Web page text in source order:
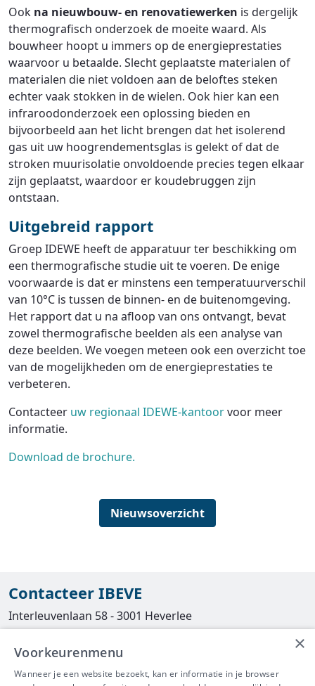
Ook na nieuwbouw- en renovatiewerken is dergelijk
thermografisch onderzoek de moeite waard. Als
bouwheer hoopt u immers op de energieprestaties
waarvoor u betaalde. Slecht geplaatste materialen of
materialen die niet voldoen aan de beloftes steken
echter vaak stokken in de wielen. Ook hier kan een
infraroodonderzoek een oplossing bieden en
bijvoorbeeld aan het licht brengen dat het isolerend
gas uit uw hoogrendementsglas is gelekt of dat de
stroken muurisolatie onvoldoende precies tegen elkaar
zijn geplaatst, waardoor er koudebruggen zijn
ontstaan.
Uitgebreid rapport
Groep IDEWE heeft de apparatuur ter beschikking om
een thermografische studie uit te voeren. De enige
voorwaarde is dat er minstens een temperatuurverschil
van 10°C is tussen de binnen- en de buitenomgeving.
Het rapport dat u na afloop van ons ontvangt, bevat
zowel thermografische beelden als een analyse van
deze beelden. We voegen meteen ook een overzicht toe
van de mogelijkheden om de energieprestaties te
verbeteren.
Contacteer uw regionaal IDEWE-kantoorvoor meer
informatie.
Download de brochure.
Nieuwsoverzicht
Contacteer IBEVE
Interleuvenlaan 58 - 3001 Heverlee
016/390490
info@ibeve.be
×
Voorkeurenmenu
Wanneer je een website bezoekt, kan er informatie in je browser